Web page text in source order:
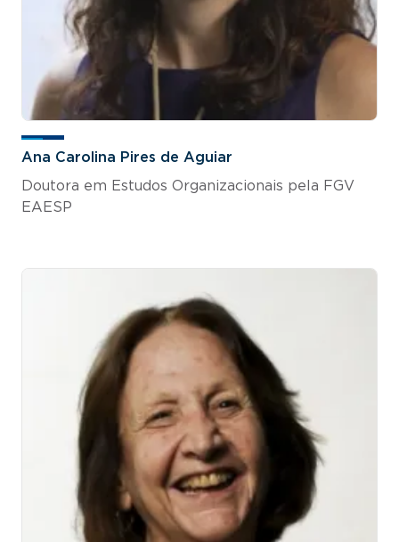
Ana Carolina Pires de Aguiar
Doutora em Estudos Organizacionais pela FGV
EAESP